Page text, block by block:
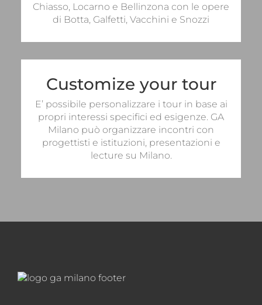
Chiasso, Locarno e Bellinzona con le opere
di Botta, Galfetti, Vacchini e Snozzi
RICHIEDI INFO
Customize your tour
E’ possibile personalizzare i tour in base ai
propri interessi specifici ed esigenze. GA
Milano può organizzare incontri con
progettisti e istituzioni, presentazioni e
lecture su Milano.
Per informazioni sulle visite